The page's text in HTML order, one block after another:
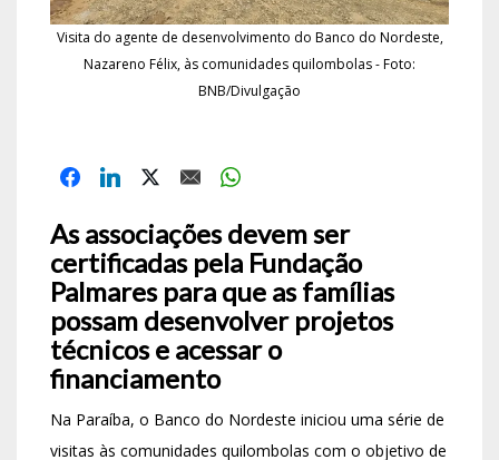
Visita do agente de desenvolvimento do Banco do Nordeste,
Nazareno Félix, às comunidades quilombolas - Foto:
BNB/Divulgação
As associações devem ser
certificadas pela Fundação
Palmares para que as famílias
possam desenvolver projetos
técnicos e acessar o
financiamento
Na Paraíba, o Banco do Nordeste iniciou uma série de
visitas às comunidades quilombolas com o objetivo de